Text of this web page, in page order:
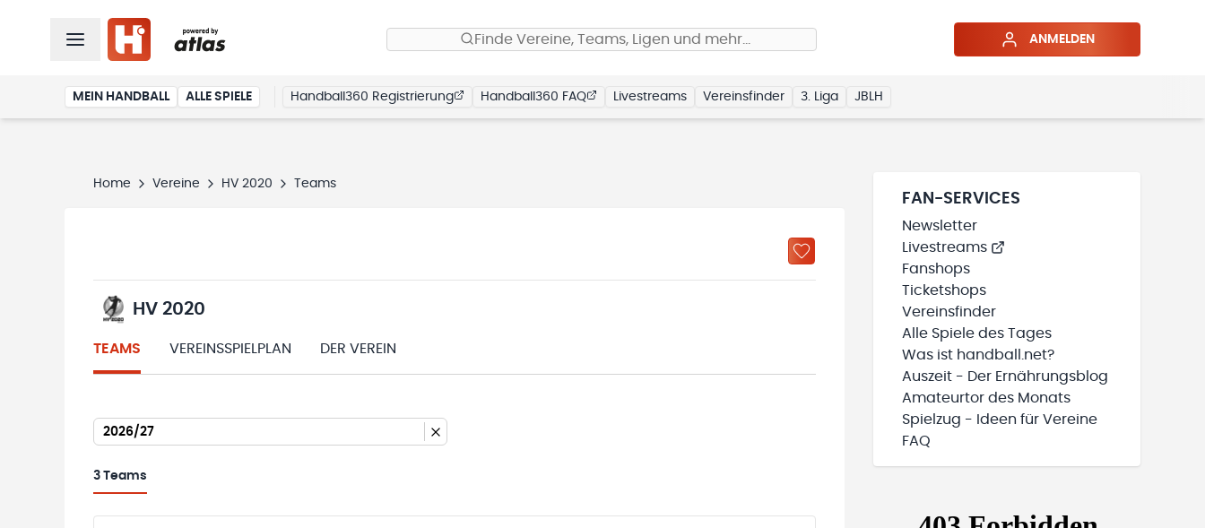
Finde Vereine, Teams, Ligen und mehr… ANMELDEN
MEIN HANDBALL ALLE SPIELE Handball360 Registrierung Handball360 FAQ Livestreams Vereinsfinder 3. Liga JBLH
Home Vereine HV 2020 Teams
HV 2020
TEAMS VEREINSSPIELPLAN DER VEREIN
2026/27
3 Teams
FAN-SERVICES
Newsletter
Livestreams
Fanshops
Ticketshops
Vereinsfinder
Alle Spiele des Tages
Was ist handball.net?
Auszeit - Der Ernährungsblog
Amateurtor des Monats
Spielzug - Ideen für Vereine
FAQ